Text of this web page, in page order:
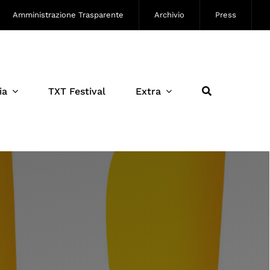
Amministrazione Trasparente Archivio Press
TXT Festival Extra